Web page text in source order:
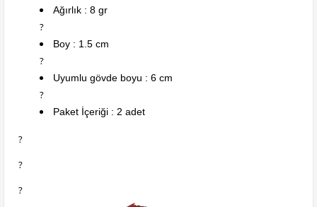
Ağırlık : 8 gr
?
Boy : 1.5 cm
?
Uyumlu gövde boyu : 6 cm
?
Paket İçeriği : 2 adet
?
?
?